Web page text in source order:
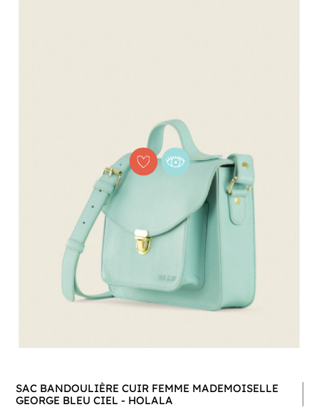
SAC BANDOULIÈRE CUIR FEMME MADEMOISELLE
GEORGE BLEU CIEL - HOLALA